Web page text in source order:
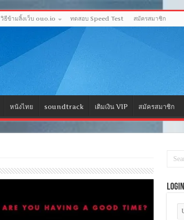
วิธีข้ามลิ้งเว็บ ouo.io ทดสอบ Speed Test สมัครสมาชิก
หนังไทย soundtrack เติมเงิน VIP สมัครสมาชิก
Login